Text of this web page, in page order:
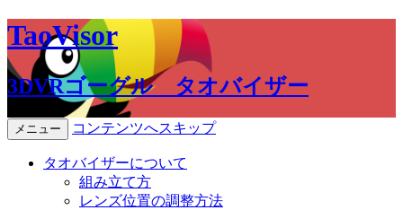
TaoVisor
3DVRゴーグル タオバイザー
メニュー コンテンツへスキップ
タオバイザーについて
組み立て方
レンズ位置の調整方法